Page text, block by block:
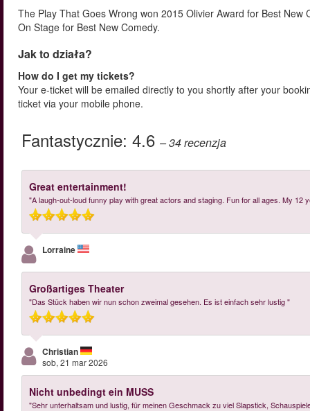
The Play That Goes Wrong won 2015 Olivier Award for Best
On Stage for Best New Comedy.
Jak to działa?
How do I get my tickets?
Your e-ticket will be emailed directly to you shortly after your
ticket via your mobile phone.
Fantastycznie: 4.6 – 34recenzja
Great entertainment!
"A laugh-out-loud funny play with great actors and staging. Fun for all ages. My 12
Lorraine
Großartiges Theater
"Das Stück haben wir nun schon zweimal gesehen. Es ist einfach sehr lustig "
Christian
sob, 21 mar 2026
Nicht unbedingt ein MUSS
"Sehr unterhaltsam und lustig, für meinen Geschmack zu viel Slapstick,